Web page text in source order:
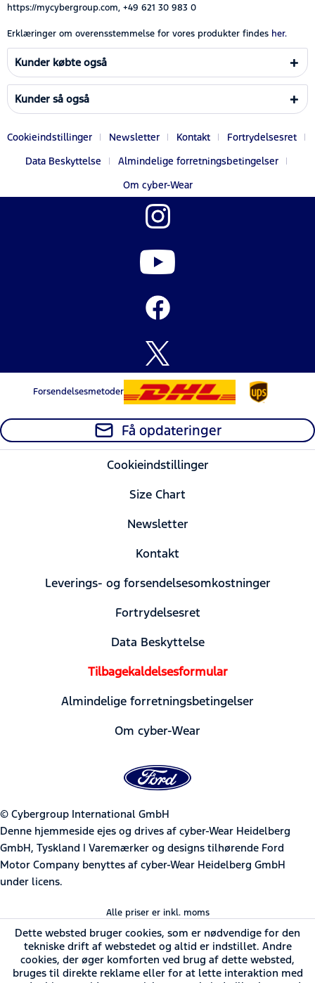
https://mycybergroup.com, +49 621 30 983 0
Erklæringer om overensstemmelse for vores produkter findes her.
Kunder købte også
Kunder så også
Cookieindstillinger Newsletter Kontakt
Fortrydelsesret
Data Beskyttelse
Almindelige forretningsbetingelser
Om cyber-Wear
Forsendelsesmetoder
Få opdateringer
Cookieindstillinger
Size Chart
Newsletter
Kontakt
Leverings- og forsendelsesomkostninger
Fortrydelsesret
Data Beskyttelse
Tilbagekaldelsesformular
Almindelige forretningsbetingelser
Om cyber-Wear
© Cybergroup International GmbH
Denne hjemmeside ejes og drives af cyber-Wear Heidelberg
GmbH, Tyskland | Varemærker og designs tilhørende Ford
Motor Company benyttes af cyber-Wear Heidelberg GmbH
under licens.
Alle priser er inkl. moms
Dette websted bruger cookies, som er nødvendige for den
tekniske drift af webstedet og altid er indstillet. Andre
cookies, der øger komforten ved brug af dette websted,
bruges til direkte reklame eller for at lette interaktion med